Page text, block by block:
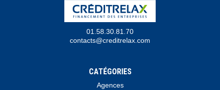
01.58.30.81.70
contacts@creditrelax.com
CATÉGORIES
Agences